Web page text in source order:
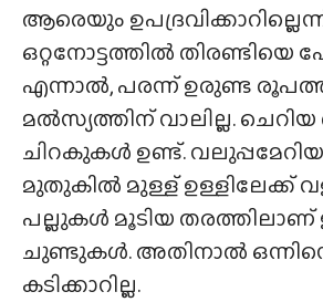
ആരെയും
ഒറ്റനോട്ടത്തിൽ
എന്നാൽ, പരന്ന് ഉരുണ്ട
മൽസ്യത്തിന് വാലില്ല.
ചിറകുകൾ ഉണ്ട്.
മുതുകിൽ മുള്ള് ഉള്ളിലേക്ക്
പല്ലുകൾ മൂടിയ
ചുണ്ടുകൾ. അതിനാൽ
കടിക്കാറില്ല.